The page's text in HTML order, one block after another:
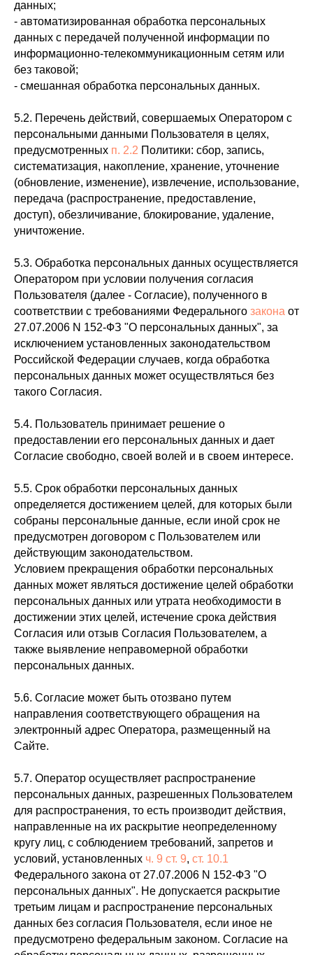
данных;
- автоматизированная обработка персональных
данных с передачей полученной информации по
информационно-телекоммуникационным сетям или
без таковой;
- смешанная обработка персональных данных.
5.2. Перечень действий, совершаемых Оператором с
персональными данными Пользователя в целях,
предусмотренных п. 2.2 Политики: сбор, запись,
систематизация, накопление, хранение, уточнение
(обновление, изменение), извлечение, использование,
передача (распространение, предоставление,
доступ), обезличивание, блокирование, удаление,
уничтожение.
5.3. Обработка персональных данных осуществляется
Оператором при условии получения согласия
Пользователя (далее - Согласие), полученного в
соответствии с требованиями Федерального закона от
27.07.2006 N 152-ФЗ "О персональных данных", за
исключением установленных законодательством
Российской Федерации случаев, когда обработка
персональных данных может осуществляться без
такого Согласия.
5.4. Пользователь принимает решение о
предоставлении его персональных данных и дает
Согласие свободно, своей волей и в своем интересе.
5.5. Срок обработки персональных данных
определяется достижением целей, для которых были
собраны персональные данные, если иной срок не
предусмотрен договором с Пользователем или
действующим законодательством.
Условием прекращения обработки персональных
данных может являться достижение целей обработки
персональных данных или утрата необходимости в
достижении этих целей, истечение срока действия
Согласия или отзыв Согласия Пользователем, а
также выявление неправомерной обработки
персональных данных.
5.6. Согласие может быть отозвано путем
направления соответствующего обращения на
электронный адрес Оператора, размещенный на
Сайте.
5.7. Оператор осуществляет распространение
персональных данных, разрешенных Пользователем
для распространения, то есть производит действия,
направленные на их раскрытие неопределенному
кругу лиц, с соблюдением требований, запретов и
условий, установленных ч. 9 ст. 9, ст. 10.1
Федерального закона от 27.07.2006 N 152-ФЗ "О
персональных данных". Не допускается раскрытие
третьим лицам и распространение персональных
данных без согласия Пользователя, если иное не
предусмотрено федеральным законом. Согласие на